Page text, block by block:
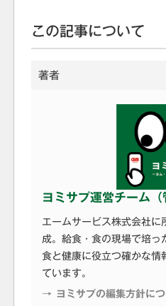
この記事について
著者
ヨミサプ運営チーム（
エームサービス株式会社
成。給食・食の現場で培
食と健康に役立つ確かな
ています。
→ ヨミサプの編集方針に